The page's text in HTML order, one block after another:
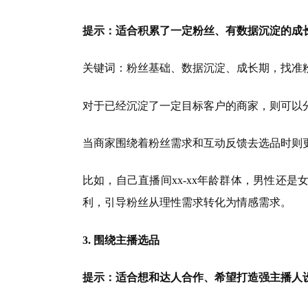
提示：适合积累了一定粉丝、有数据沉淀的成
关键词：粉丝基础、数据沉淀、成长期，找准
对于已经沉淀了一定目标客户的商家，则可
当商家围绕着粉丝需求和互动反馈去选品时
比如，自己直播间xx-xx年龄群体，男性还是
利，引导粉丝从理性需求转化为情感需求。
3. 围绕主播选品
提示：适合想和达人合作、希望打造强主播人